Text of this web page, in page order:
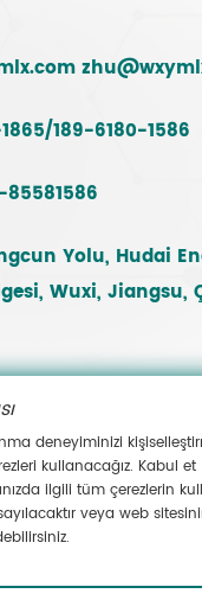
189-6180-1586
Yolu, Hudai
Wuxi, Jiangsu,
deneyiminizi
kullanacağız. Kabul et
ilgili tüm çerezlerin
veya web